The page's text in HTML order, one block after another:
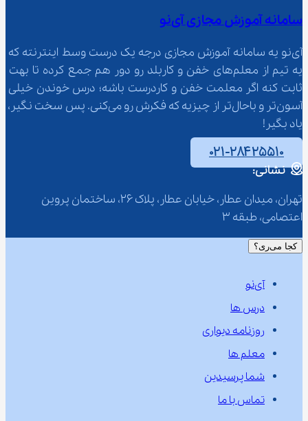
سامانه آموزش مجازی آی‌نو
آی‌نو یه سامانه آموزش مجازی درجه یک درست وسط اینترنته که
یه تیم از معلم‌‌های خفن و کاربلد رو دور هم جمع کرده تا بهت
ثابت کنه اگر معلمت خفن و کاردرست باشه؛ درس خوندن خیلی
آسون‌تر و باحال‌تر از چیزیه که فکرش رو می‌کنی. پس سخت نگیر،
یاد بگیر!
۰۲۱-۲۸۴۲۵۵۱۰
نشانی:
تهران، میدان عطار، خیابان عطار، پلاک 26، ساختمان پروین
اعتصامی، طبقه 3
کجا می‌ری؟
آی‌نو
درس ها
روزنامه دیواری
معلم ها
شما پرسیدین
تماس با ما